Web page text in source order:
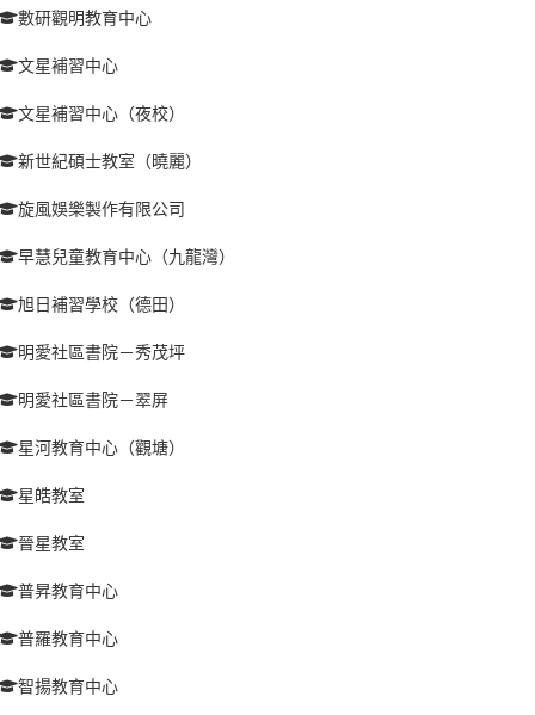
數研觀明教育中心
文星補習中心
文星補習中心（夜校）
新世紀碩士教室（曉麗）
旋風娛樂製作有限公司
早慧兒童教育中心（九龍灣）
旭日補習學校（德田）
明愛社區書院－秀茂坪
明愛社區書院－翠屏
星河教育中心（觀塘）
星皓教室
晉星教室
普昇教育中心
普羅教育中心
智揚教育中心